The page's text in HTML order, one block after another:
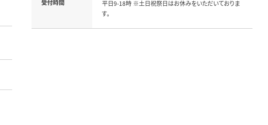
受付時間
平日9-18時 ※土日祝祭日はお休みをいただいておりま
す。